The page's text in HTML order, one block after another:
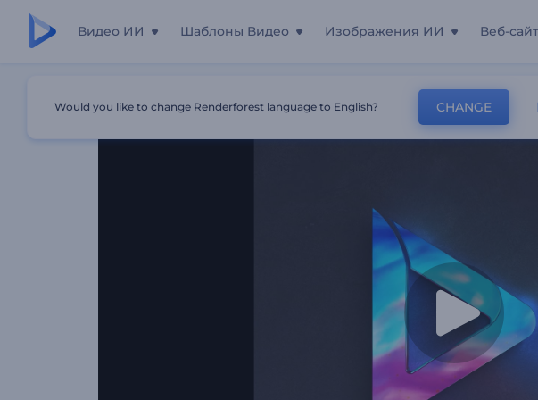
Видео ИИ Шаблоны Видео Изображения ИИ Веб-
Would you like to change Renderforest language to English? CHANGE